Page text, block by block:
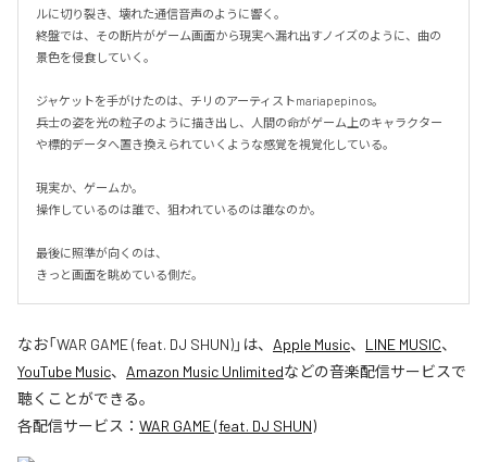
ルに切り裂き、壊れた通信音声のように響く。
終盤では、その断片がゲーム画面から現実へ漏れ出すノイズのように、曲の
景色を侵食していく。
ジャケットを手がけたのは、チリのアーティストmariapepinos。
兵士の姿を光の粒子のように描き出し、人間の命がゲーム上のキャラクター
や標的データへ置き換えられていくような感覚を視覚化している。
現実か、ゲームか。
操作しているのは誰で、狙われているのは誰なのか。
最後に照準が向くのは、
きっと画面を眺めている側だ。
なお「WAR GAME (feat. DJ SHUN)」は、 Apple Music、 LINE MUSIC、
YouTube Music、 Amazon Music Unlimitedなどの音楽配信サービスで
聴くことができる。
各配信サービス： WAR GAME (feat. DJ SHUN)